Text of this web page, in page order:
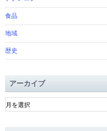
食品
地域
歴史
アーカイブ
ア
ー